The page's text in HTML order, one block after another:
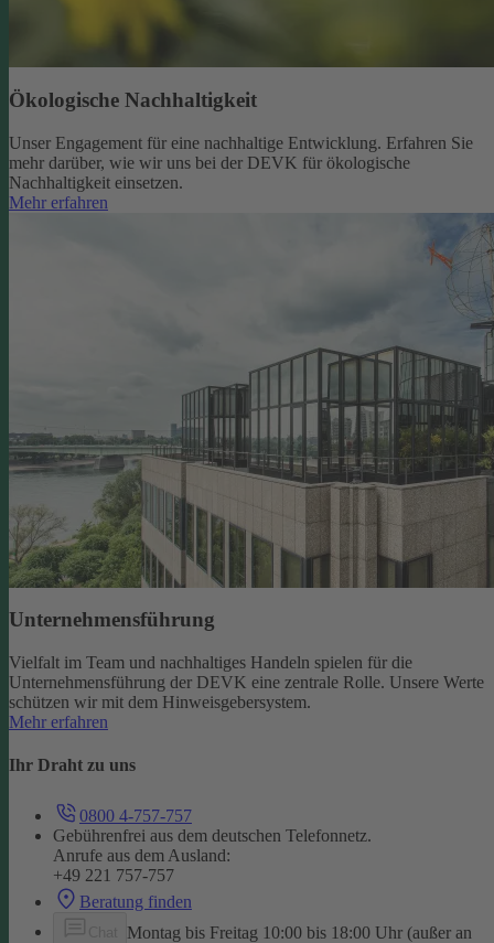
Ökologische Nachhaltigkeit
Unser Engagement für eine nachhaltige Entwicklung. Erfahren Sie
mehr darüber, wie wir uns bei der DEVK für ökologische
Nachhaltigkeit einsetzen.
Mehr erfahren
Unternehmensführung
Vielfalt im Team und nachhaltiges Handeln spielen für die
Unternehmensführung der DEVK eine zentrale Rolle. Unsere Werte
schützen wir mit dem Hinweisgebersystem.
Mehr erfahren
Ihr Draht zu uns
0800 4-757-757
Gebührenfrei aus dem deutschen Telefonnetz.
Anrufe aus dem Ausland:
+49 221 757-757
Beratung finden
Montag bis Freitag 10:00 bis 18:00 Uhr (außer an